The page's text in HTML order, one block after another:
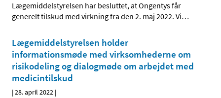
Lægemiddelstyrelsen har besluttet, at Ongentys får
generelt tilskud med virkning fra den 2. maj 2022. Vi…
Lægemiddelstyrelsen holder
informationsmøde med virksomhederne om
risikodeling og dialogmøde om arbejdet med
medicintilskud
|28. april 2022 |